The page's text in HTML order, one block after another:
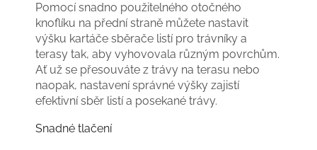
Pomocí snadno použitelného otočného
knoflíku na přední straně můžete nastavit
výšku kartáče sběrače listí pro trávníky a
terasy tak, aby vyhovovala různým povrchům.
Ať už se přesouváte z trávy na terasu nebo
naopak, nastavení správné výšky zajistí
efektivní sběr listí a posekané trávy.
Snadné tlačení